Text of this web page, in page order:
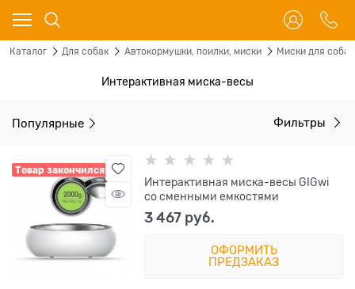
Каталог Для собак Автокормушки, поилки, миски Миски для собак
Интерактивная миска-весы
Популярные Фильтры
Товар закончился
Интерактивная миска-весы GIGwi
со сменными емкостями
3 467 руб.
ОФОРМИТЬ
ПРЕДЗАКАЗ